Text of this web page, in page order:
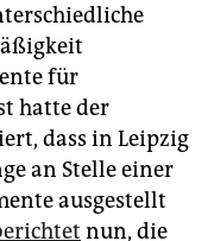
für
hatte der
dass in Leipzig
an Stelle einer
ausgestellt
nun, die